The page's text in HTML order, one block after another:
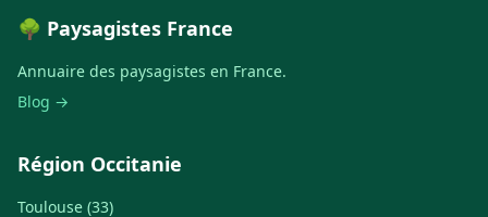
🌳 Paysagistes France
Annuaire des paysagistes en France.
Blog →
Région Occitanie
Toulouse (33)